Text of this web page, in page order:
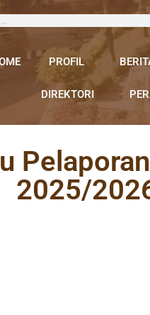
PROFIL
DIREKTORI
2025/